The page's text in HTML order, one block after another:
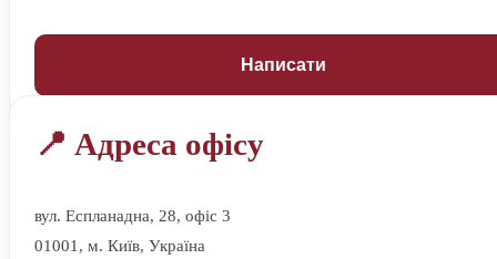
Написати
📍 Адреса офісу
вул. Еспланадна, 28, офіс 3
01001, м. Київ, Україна